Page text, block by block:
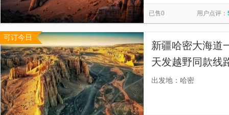
已售0 用户点评：
可订今日
新疆哈密大海道
天发越野同款线
团][一人一正座]
出发地：哈密